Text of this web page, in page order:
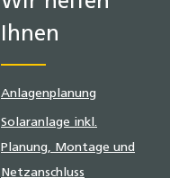
Ihnen
Anlagenplanung
Solaranlage inkl.
Planung, Montage und
Netzanschluss